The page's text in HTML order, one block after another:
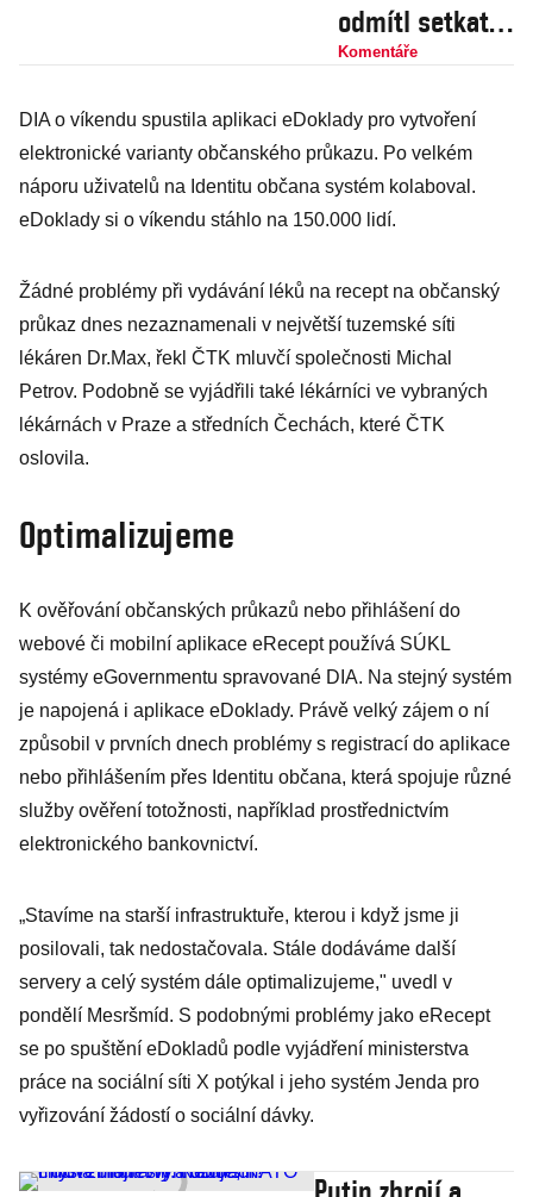
odmítl setkat s
prezidentem.
zjevně
neskousli
prohru svého
Komentáře
DIA o víkendu spustila aplikaci eDoklady pro vytvoření
elektronické varianty občanského průkazu. Po velkém
náporu uživatelů na Identitu občana systém kolaboval.
eDoklady si o víkendu stáhlo na 150.000 lidí.
Žádné problémy při vydávání léků na recept na občanský
průkaz dnes nezaznamenali v největší tuzemské síti
lékáren Dr.Max, řekl ČTK mluvčí společnosti Michal
Petrov. Podobně se vyjádřili také lékárníci ve vybraných
lékárnách v Praze a středních Čechách, které ČTK
oslovila.
Optimalizujeme
K ověřování občanských průkazů nebo přihlášení do
webové či mobilní aplikace eRecept používá SÚKL
systémy eGovernmentu spravované DIA. Na stejný systém
je napojená i aplikace eDoklady. Právě velký zájem o ní
způsobil v prvních dnech problémy s registrací do aplikace
nebo přihlášením přes Identitu občana, která spojuje různé
služby ověření totožnosti, například prostřednictvím
elektronického bankovnictví.
„Stavíme na starší infrastruktuře, kterou i když jsme ji
posilovali, tak nedostačovala. Stále dodáváme další
servery a celý systém dále optimalizujeme," uvedl v
pondělí Mesršmíd. S podobnými problémy jako eRecept
se po spuštění eDokladů podle vyjádření ministerstva
práce na sociální síti X potýkal i jeho systém Jenda pro
vyřizování žádostí o sociální dávky.